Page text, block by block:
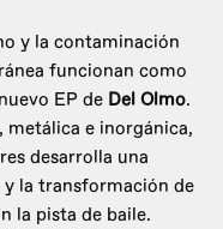
y la contaminación
funcionan como
EP de Del Olmo.
metálica e inorgánica,
desarrolla una
la transformación de
la pista de baile.